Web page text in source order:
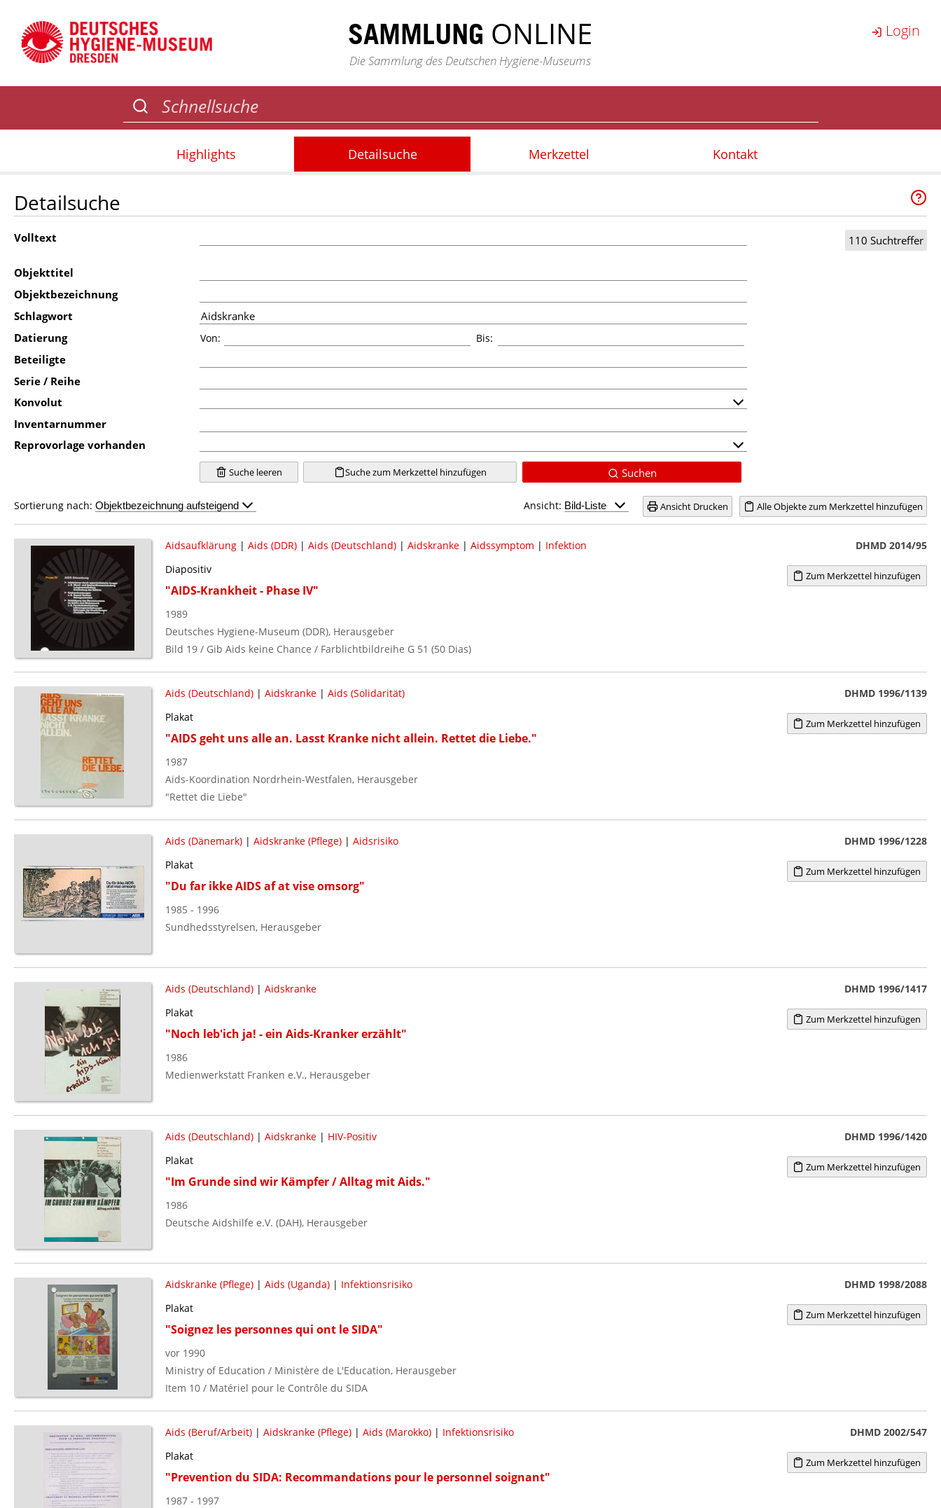
SAMMLUNG ONLINE
Die Sammlung des Deutschen Hygiene-Museums
Login
Highlights Detailsuche Merkzettel Kontakt
Detailsuche
110 Suchtreffer
Volltext
Objekttitel
Objektbezeichnung
Schlagwort
Datierung
Von: Bis:
Beteiligte
Serie / Reihe
Konvolut
Inventarnummer
Reprovorlage vorhanden
Suche leeren Suche zum Merkzettel hinzufügen Suchen
Alle Objekte zum Merkzettel hinzufügen
Ansicht Drucken
Ansicht:
Sortierung nach:
Aidsaufklärung| Aids (DDR)| Aids (Deutschland)| Aidskranke| Aidssymptom | Infektion
Diapositiv
"AIDS-Krankheit - Phase IV"
1989
Deutsches Hygiene-Museum (DDR), Herausgeber
Bild 19 / Gib Aids keine Chance / Farblichtbildreihe G 51 (50 Dias)
DHMD 2014/95
Zum Merkzettel hinzufügen
Aids (Deutschland)| Aidskranke| Aids (Solidarität)
Plakat
"AIDS geht uns alle an. Lasst Kranke nicht allein. Rettet die Liebe."
1987
Aids-Koordination Nordrhein-Westfalen, Herausgeber
"Rettet die Liebe"
DHMD 1996/1139
Zum Merkzettel hinzufügen
Aids (Dänemark)| Aidskranke (Pflege)| Aidsrisiko
Plakat
"Du far ikke AIDS af at vise omsorg"
1985 - 1996
Sundhedsstyrelsen, Herausgeber
DHMD 1996/1228
Zum Merkzettel hinzufügen
Aids (Deutschland)| Aidskranke
Plakat
"Noch leb'ich ja! - ein Aids-Kranker erzählt"
1986
Medienwerkstatt Franken e.V., Herausgeber
DHMD 1996/1417
Zum Merkzettel hinzufügen
Aids (Deutschland)| Aidskranke| HIV-Positiv
Plakat
"Im Grunde sind wir Kämpfer / Alltag mit Aids."
1986
Deutsche Aidshilfe e.V. (DAH), Herausgeber
DHMD 1996/1420
Zum Merkzettel hinzufügen
Aidskranke (Pflege)| Aids (Uganda)| Infektionsrisiko
Plakat
"Soignez les personnes qui ont le SIDA"
vor 1990
Ministry of Education / Ministère de L'Education, Herausgeber
Item 10 / Matériel pour le Contrôle du SIDA
DHMD 1998/2088
Zum Merkzettel hinzufügen
Aids (Beruf/Arbeit)| Aidskranke (Pflege)| Aids (Marokko)| Infektionsrisiko
Plakat
"Prevention du SIDA: Recommandations pour le personnel soignant"
1987 - 1997
DHMD 2002/547
Zum Merkzettel hinzufügen